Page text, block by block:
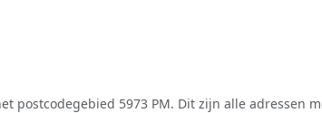
postcodegebied 5973 PM. Dit zijn alle adressen